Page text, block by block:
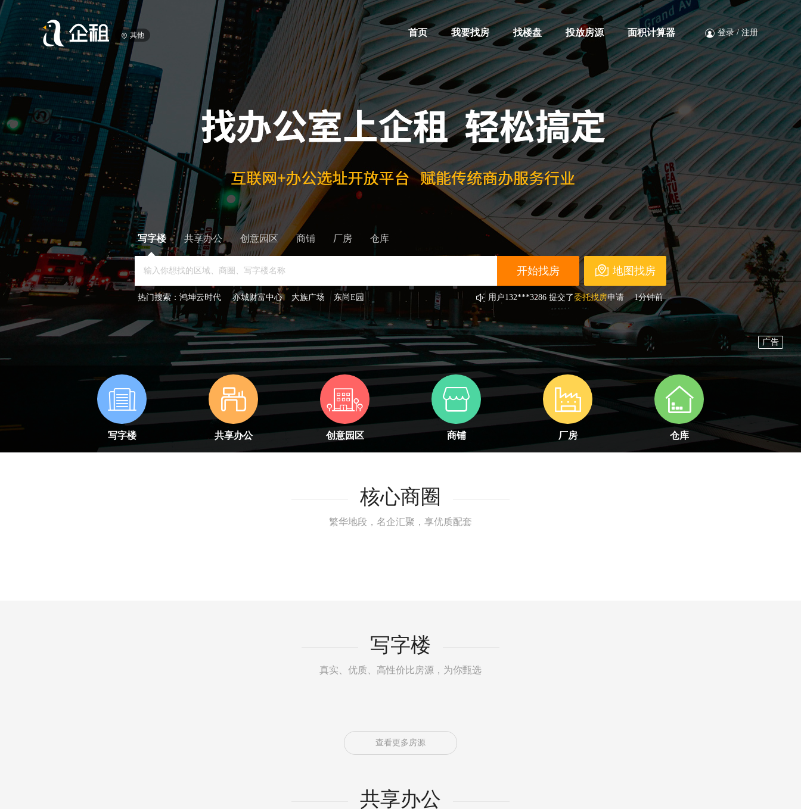
其他 首页 我要找房 找楼盘 投放房源 面积计算器 登录/ 注册
写字楼 共享办公 创意园区 商铺 厂房 仓库
地图找房
热门搜索： 鸿坤云时代 亦城财富中心 大族广场 东尚E园 用户189***4258 开通了经纪人账户
刚刚
用户
开通了 经纪人 账户
刚刚
用户133***3220开通了经纪人账户
刚刚
用户131***5856 开发商 账户
4分钟前
用户131***2564开通了经纪人
用户156***7665开通了经纪人 账户
刚刚
151***7525 提交了 委托找房 申请
2分钟前
用户131***6332 开通了经纪人
刚刚
用户131***3255开通了业主/开发商账户
刚刚
用户132***3286 提交了委托找房
写字楼 共享办公 创意园区 商铺 厂房 仓库
核心商圈
繁华地段，名企汇聚，享优质配套
写字楼
真实、优质、高性价比房源，为你甄选
查看更多房源
共享办公